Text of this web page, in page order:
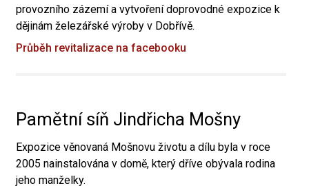
provozního zázemí a vytvoření doprovodné expozice k
dějinám železářské výroby v Dobřívě.
Průběh revitalizace na facebooku
Pamětní síň Jindřicha Mošny
Expozice věnovaná Mošnovu životu a dílu byla v roce
2005 nainstalována v domě, který dříve obývala rodina
jeho manželky.